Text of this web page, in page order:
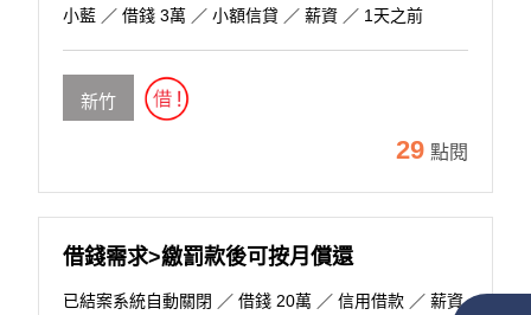
小藍 ／ 借錢 3萬 ／ 小額信貸 ／ 薪資 ／ 1天之前
新竹
29 點閱
借錢需求>繳罰款後可按月償還
已結案系統自動關閉 ／ 借錢 20萬 ／ 信用借款 ／ 薪資